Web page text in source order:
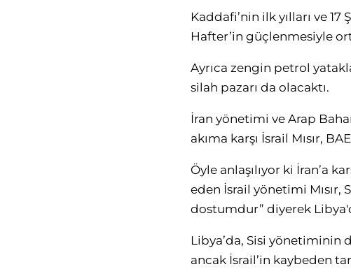
Kaddafi’nin ilk yılları ve
Hafter’in güçlenmesiyle
Ayrıca zengin petrol
silah pazarı da olacaktı.
İran yönetimi ve Arap
akıma karşı İsrail Mısır,
Öyle anlaşılıyor ki İran’a
eden İsrail yönetimi Mısır,
dostumdur” diyerek
Libya’da, Sisi yönetiminin
ancak İsrail’in kaybeden